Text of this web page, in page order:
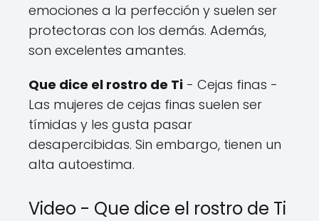
emociones a la perfección y suelen ser
protectoras con los demás. Además,
son excelentes amantes.
Que dice el rostro de Ti - Cejas finas -
Las mujeres de cejas finas suelen ser
tímidas y les gusta pasar
desapercibidas. Sin embargo, tienen un
alta autoestima.
Video - Que dice el rostro de Ti